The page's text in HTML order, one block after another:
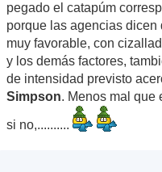
pegado el catapúm
porque las agencias dicen
muy favorable, con
y los demás factores,
de intensidad previsto
Simpson. Menos mal que
si no,..........